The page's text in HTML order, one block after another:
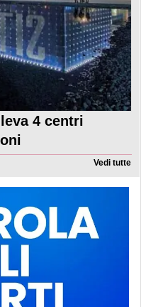
4 centri
Vedi tutte